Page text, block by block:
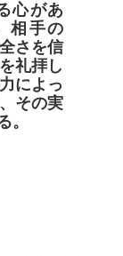
心があ
相手の
さを信
礼拝し
によっ
その実
。